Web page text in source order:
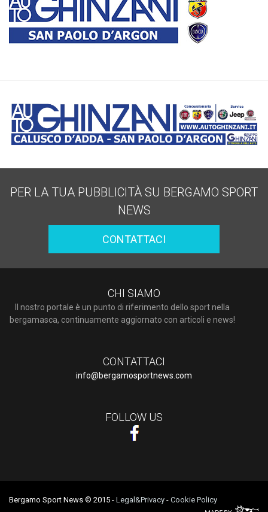
PER LA TUA PUBBLICITÀ SU BERGAMO SPORT
NEWS
CONTATTACI
CHI SIAMO
Il nostro portale è un punto di riferimento dello sport nella
bergamasca, continuamente aggiornato con articoli e news!
CONTATTACI
info@bergamosportnews.com
FOLLOW US
Bergamo Sport News © 2015 - Legal&Privacy - Cookie Policy